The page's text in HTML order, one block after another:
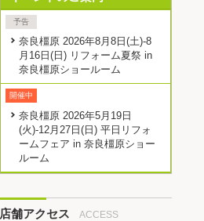
予告
奈良橿原 2026年8月8日(土)-8
月16日(日) リフォーム夏祭 in
奈良橿原ショールーム
開催中
奈良橿原 2026年5月19日
(火)-12月27日(日) 平日リフォ
ームフェア in 奈良橿原ショー
ルーム
店舗アクセス ACCESS